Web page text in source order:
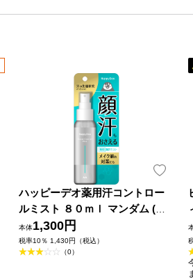
ハッピーデオ薬用汗コントロー
ルミスト ８０ｍｌ マンダム (医
薬部外品)
本体1,300円
税率10％ 1,430円（税込）
（0）